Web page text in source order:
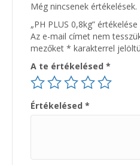
Még nincsenek értékelések.
„PH PLUS 0,8kg”
Az e-mail címet nem
mezőket * karakterrel
A te értékelésed *
Értékelésed *